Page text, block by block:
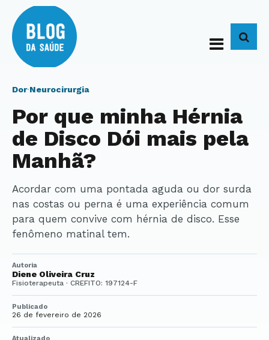
Dor·Neurocirurgia
Por que minha Hérnia
de Disco Dói mais pela
Manhã?
Acordar com uma pontada aguda ou dor surda
nas costas ou perna é uma experiência comum
para quem convive com hérnia de disco. Esse
fenômeno matinal tem.
Autoria
Diene Oliveira Cruz
Fisioterapeuta · CREFITO: 197124-F
Publicado
26 de fevereiro de 2026